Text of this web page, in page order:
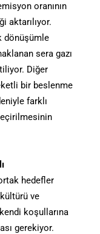
oranının
aktarılıyor.
dönüşümle
sera gazı
Diğer
bir beslenme
farklı
hedefler
ve
koşullarına
gerekiyor.